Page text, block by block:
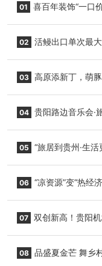
01 喜百年装饰“一口
02 活鳗出口单次最
03 高原添新丁，萌
04 贵阳路边音乐会·
05 “旅居到贵州·生
06 “凉资源”变“热经
07 双创新高！贵阳
08 品盛夏金芒 舞乡